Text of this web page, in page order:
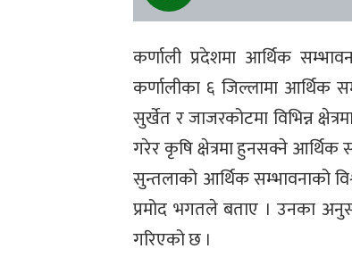
कर्णाली प्रदेशमा आर्थिक
कर्णालीका ६ जिल्लामा आर्थिक
सुर्खेत र जाजरकोटमा विभिन्न
गरेर कृषि क्षेत्रमा हुनसक्ने
सुन्तलाको आर्थिक सम्भावनाको
प्रमोद भगतले बताए । उनका
गरिएको छ ।